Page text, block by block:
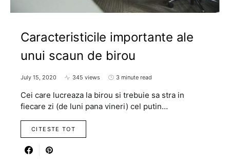
Caracteristicile importante ale
unui scaun de birou
July 15, 2020 345 views 3 minute read
Cei care lucreaza la birou si trebuie sa stra in
fiecare zi (de luni pana vineri) cel putin…
CITESTE TOT